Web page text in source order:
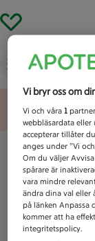
Vad
Vi bryr oss om
Vi och våra1
webbläsardata
accepterar tillåter
anges under ”Vi
Om du väljer
spårare är
vara mindre
ändra dina val eller
på länken Anpassa
kommer att ha
integritetspolicy.